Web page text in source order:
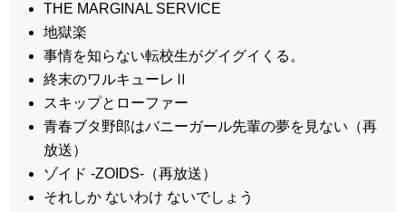
THE MARGINAL SERVICE
地獄楽
事情を知らない転校生がグイグイくる。
終末のワルキューレⅡ
スキップとローファー
青春ブタ野郎はバニーガール先輩の夢を見ない（再
放送）
ゾイド -ZOIDS-（再放送）
それしか ないわけ ないでしょう